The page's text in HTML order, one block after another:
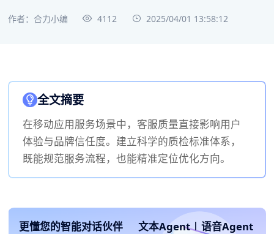
作者：合力小编 4112 2025/04/01 13:58:12
全文摘要
在移动应用服务场景中，客服质量直接影响用户
体验与品牌信任度。建立科学的质检标准体系，
既能规范服务流程，也能精准定位优化方向。
更懂您的智能对话伙伴 文本Agent | 语音Agent